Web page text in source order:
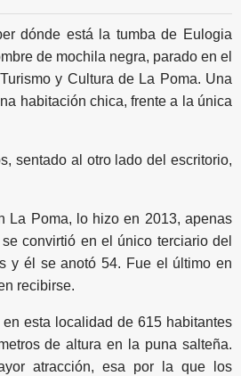
dónde está la tumba de Eulogia
de mochila negra, parado en el
y Cultura de La Poma. Una
habitación chica, frente a la única
sentado al otro lado del escritorio,
La Poma, lo hizo en 2013, apenas
convirtió en el único terciario del
y él se anotó 54. Fue el último en
recibirse.
esta localidad de 615 habitantes
de altura en la puna salteña.
atracción, esa por la que los